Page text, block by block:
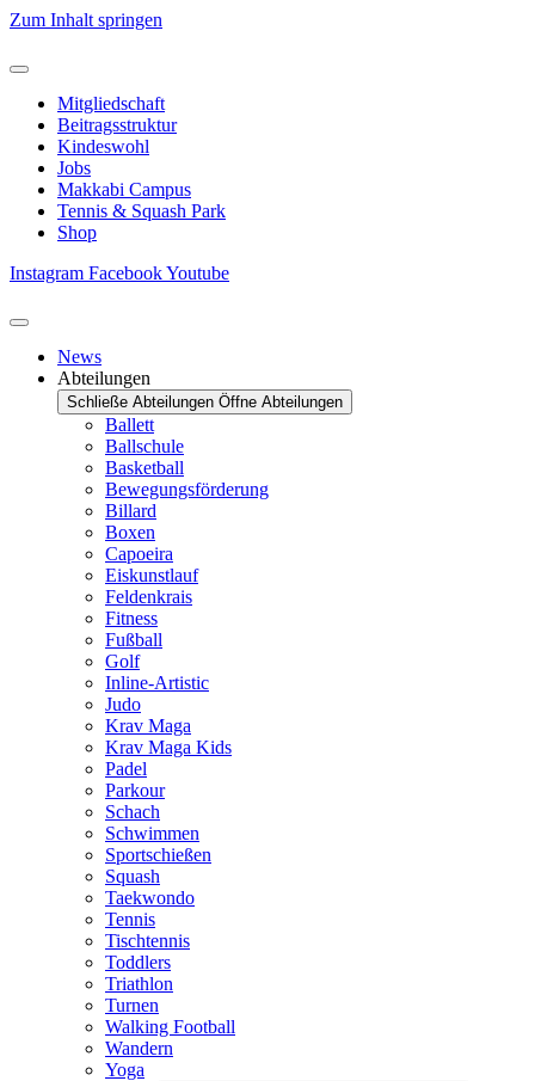
Zum Inhalt springen
Mitgliedschaft
Beitragsstruktur
Kindeswohl
Jobs
Makkabi Campus
Tennis & Squash Park
Shop
Instagram FacebookYoutube
News
Abteilungen
Schließe Abteilungen Öffne Abteilungen
Ballett
Ballschule
Basketball
Bewegungsförderung
Billard
Boxen
Capoeira
Eiskunstlauf
Feldenkrais
Fitness
Fußball
Golf
Inline-Artistic
Judo
Krav Maga
Krav Maga Kids
Padel
Parkour
Schach
Schwimmen
Sportschießen
Squash
Taekwondo
Tennis
Tischtennis
Toddlers
Triathlon
Turnen
Walking Football
Wandern
Yoga